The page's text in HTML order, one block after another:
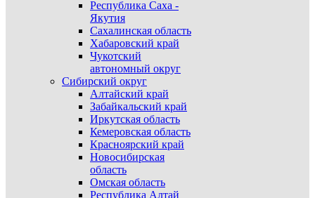
Республика Саха -
Якутия
Сахалинская область
Хабаровский край
Чукотский
автономный округ
Сибирский округ
Алтайский край
Забайкальский край
Иркутская область
Кемеровская область
Красноярский край
Новосибирская
область
Омская область
Республика Алтай